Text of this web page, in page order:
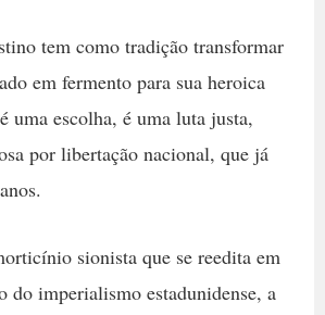
tem como tradição transformar
em fermento para sua heroica
uma escolha, é uma luta justa,
por libertação nacional, que já
sionista que se reedita em
do imperialismo estadunidense, a